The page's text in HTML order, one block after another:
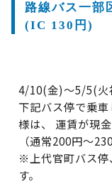
路線バス一部
(IC 130円)
4/10(金)～5/5(火
下記バス停で乗
様は、 運賃が現
（通常200円～230
※上代官町バス停
す。